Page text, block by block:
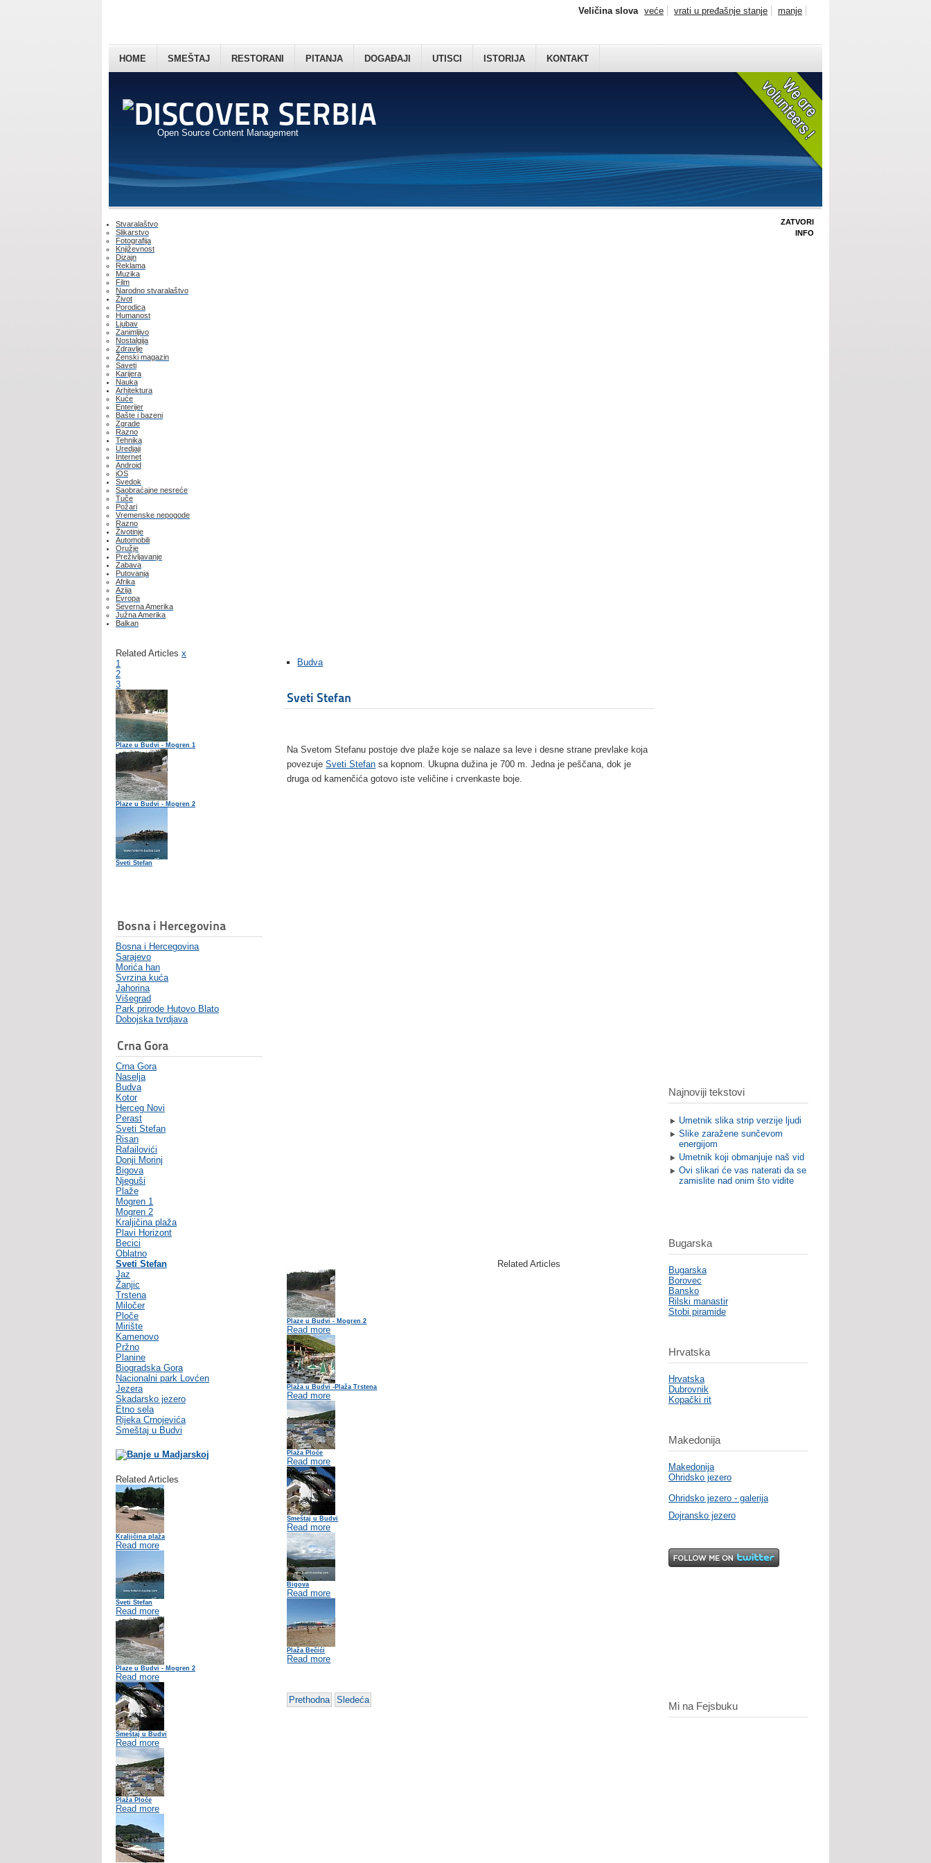
Open Source Content Management
HOME SMEŠTAJ RESTORANI PITANJA DOGAĐAJI UTISCI ISTORIJA KONTAKT
Veličina slova veće vrati u pređašnje stanje manje
Stvaralaštvo
Slikarstvo
Fotografija
Književnost
Dizajn
Reklama
Muzika
Film
Narodno stvaralaštvo
Život
Porodica
Humanost
Ljubav
Zanimljivo
Nostalgija
Zdravlje
Ženski magazin
Saveti
Karijera
Nauka
Arhitektura
Kuće
Enterijer
Bašte i bazeni
Zgrade
Razno
Tehnika
Uredjaji
Internet
Android
iOS
Svedok
Saobraćajne nesreće
Tuče
Požari
Vremenske nepogode
Razno
Životinje
Automobili
Oružje
Preživljavanje
Zabava
Putovanja
Afrika
Azija
Evropa
Severna Amerika
Južna Amerika
Balkan
Related Articles x
1
2
3
Plaze u Budvi - Mogren 1
Plaze u Budvi - Mogren 2
Sveti Stefan
Bosna i Hercegovina
Bosna i Hercegovina
Sarajevo
Morića han
Svrzina kuća
Jahorina
Višegrad
Park prirode Hutovo Blato
Dobojska tvrdjava
Crna Gora
Crna Gora
Naselja
Budva
Kotor
Herceg Novi
Perast
Sveti Stefan
Risan
Rafailovići
Donji Morinj
Bigova
Njeguši
Plaže
Mogren 1
Mogren 2
Kraljičina plaža
Plavi Horizont
Becici
Oblatno
Sveti Stefan
Jaz
Žanjic
Trstena
Miločer
Ploče
Mirište
Kamenovo
Pržno
Planine
Biogradska Gora
Nacionalni park Lovćen
Jezera
Skadarsko jezero
Etno sela
Rijeka Crnojevića
Smeštaj u Budvi
Related Articles
Kraljičina plaža
Read more
Sveti Stefan
Read more
Plaze u Budvi - Mogren 2
Read more
Smeštaj u Budvi
Read more
Plaža Ploče
Read more
Budva
Sveti Stefan
Na Svetom Stefanu postoje dve plaže koje se nalaze sa leve i desne strane prevlake koja
povezujeSveti Stefan sa kopnom. Ukupna dužina je 700 m. Jedna je peščana, dok je
druga od kamenčića gotovo iste veličine i crvenkaste boje.
Related Articles
Plaze u Budvi - Mogren 2
Read more
Plaža u Budvi -Plaža Trstena
Read more
Plaža Ploče
Read more
Smeštaj u Budvi
Read more
Bigova
Read more
Plaža Bečići
Read more
Prethodna Sledeća
ZATVORI
INFO
Najnoviji tekstovi
Umetnik slika strip verzije ljudi
Slike zaražene sunčevom
energijom
Umetnik koji obmanjuje naš vid
Ovi slikari će vas naterati da se
zamislite nad onim što vidite
Bugarska
Bugarska
Borovec
Bansko
Rilski manastir
Stobi piramide
Hrvatska
Hrvatska
Dubrovnik
Kopački rit
Makedonija
Makedonija
Ohridsko jezero
Ohridsko jezero - galerija
Dojransko jezero
Mi na Fejsbuku